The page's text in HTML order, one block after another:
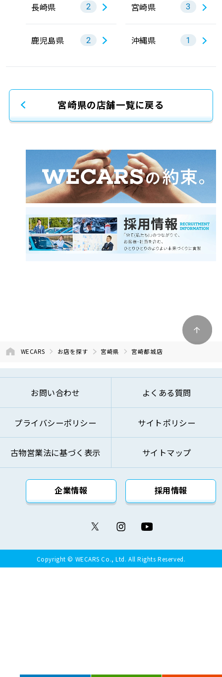
長崎県 2 宮崎県 3
鹿児島県 2 沖縄県 1
宮崎県の店舗一覧に戻る
WECARS お店を探す 宮崎県 宮崎都城店
お問い合わせ よくある質問
プライバシーポリシー サイトポリシー
古物営業法に基づく表示 サイトマップ
企業情報 採用情報
Copyright © WECARS Co., Ltd. All Rights Reserved.